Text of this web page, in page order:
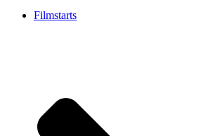
Filmstarts